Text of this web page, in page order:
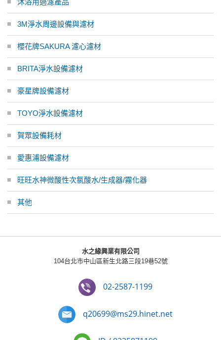
沐浴用過濾產品
3M淨水周邊設備與濾材
櫻花牌SAKURA 濾心濾材
BRITA淨水設備濾材
豪星牌設備濾材
TOYO淨水設備濾材
賀眾設備耗材
愛惠浦設備濾材
旺旺水神微酸性次氯酸水/生成器/霧化器
其他
水之緣興業有限公司
104台北市中山區新生北路三段19巷52號
02-2587-1199
q20699@ms29.hinet.net